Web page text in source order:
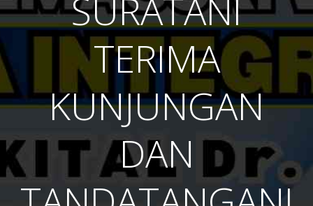
SURATANI
TERIMA
KUNJUNGAN
DAN